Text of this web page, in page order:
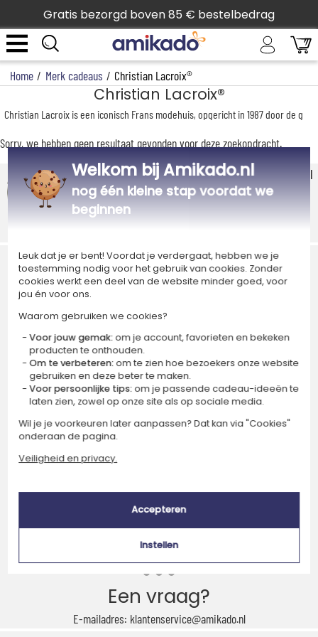
Gratis bezorgd boven 85 € bestelbedrag
Home / Merk cadeaus / Christian Lacroix®
Christian Lacroix®
Christian Lacroix is een iconisch Frans modehuis, opgericht in 1987 door de
Sorry, we hebben geen resultaat gevonden voor deze zoekopdracht.
Producten reviews Amikado.nl
4,7/5
(365 reviews)
Ik schrijf me in voor de nieuwsbrief
About
Contact met ons opnemen Wie zijn wij?
Onze MVO-aanpak
Juridische kennisgeving
Algemene voorwaarden
Veiligheid en privacy
Handig info
Aanbiedingen en kortingscodes
Een vraag?
E-mailadres: klantenservice@amikado.nl
Welkom bij Amikado.nl
nog één kleine stap voordat we
beginnen
Leuk dat je er bent! Voordat je verdergaat, hebben we je
toestemming nodig voor het gebruik van cookies. Zonder
cookies werkt een deel van de website minder goed, voor
jou én voor ons.
Waarom gebruiken we cookies?
Voor jouw gemak:om je account, favorieten en bekeken
producten te onthouden.
Om te verbeteren:om te zien hoe bezoekers onze website
gebruiken en deze beter te maken.
Voor persoonlijke tips:om je passende cadeau-ideeën te
laten zien, zowel op onze site als op sociale media.
Wil je je voorkeuren later aanpassen? Dat kan via "Cookies"
onderaan de pagina.
Veiligheid en privacy.
Accepteren
Instellen